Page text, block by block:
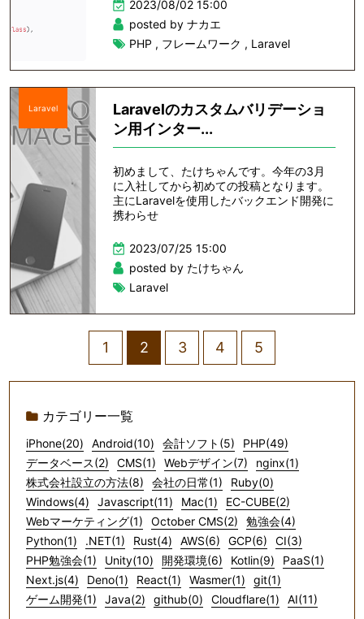
2023/08/02 15:00
posted by ナカエ
PHP , フレームワーク , Laravel
Laravel
Laravelのカスタムバリデーショ
ン用インター...
初めまして、たけちゃんです。今年の3月
に入社してから初めての投稿となります。
主にLaravelを使用したバックエンド開発に
携わらせ
2023/07/25 15:00
posted by たけちゃん
Laravel
1 2 3 4 5
カテゴリー一覧
iPhone(20) Android(10) 会計ソフト(5)
PHP(49)
データベース(2)
CMS(1) Webデザイン(7)
nginx(1)
株式会社設立の方法(8)
会社の日常(1)
Ruby(0)
Windows(4)
Javascript(11) Mac(1)
EC-CUBE(2)
Webマーケティング(1)
October CMS(2)
勉強会(4)
Python(1)
.NET(1) Rust(4) AWS(6) GCP(6)
CI(3)
PHP勉強会(1)
Unity(10) 開発環境(6) Kotlin(9)
PaaS(1)
Next.js(4)
Deno(1) React(1) Wasmer(1)
git(1)
ゲーム開発(1)
Java(2) github(0) Cloudflare(1) AI(11)